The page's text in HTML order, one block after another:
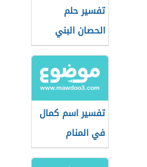
تفسير حلم
الحصان البني
تفسير اسم كمال
في المنام